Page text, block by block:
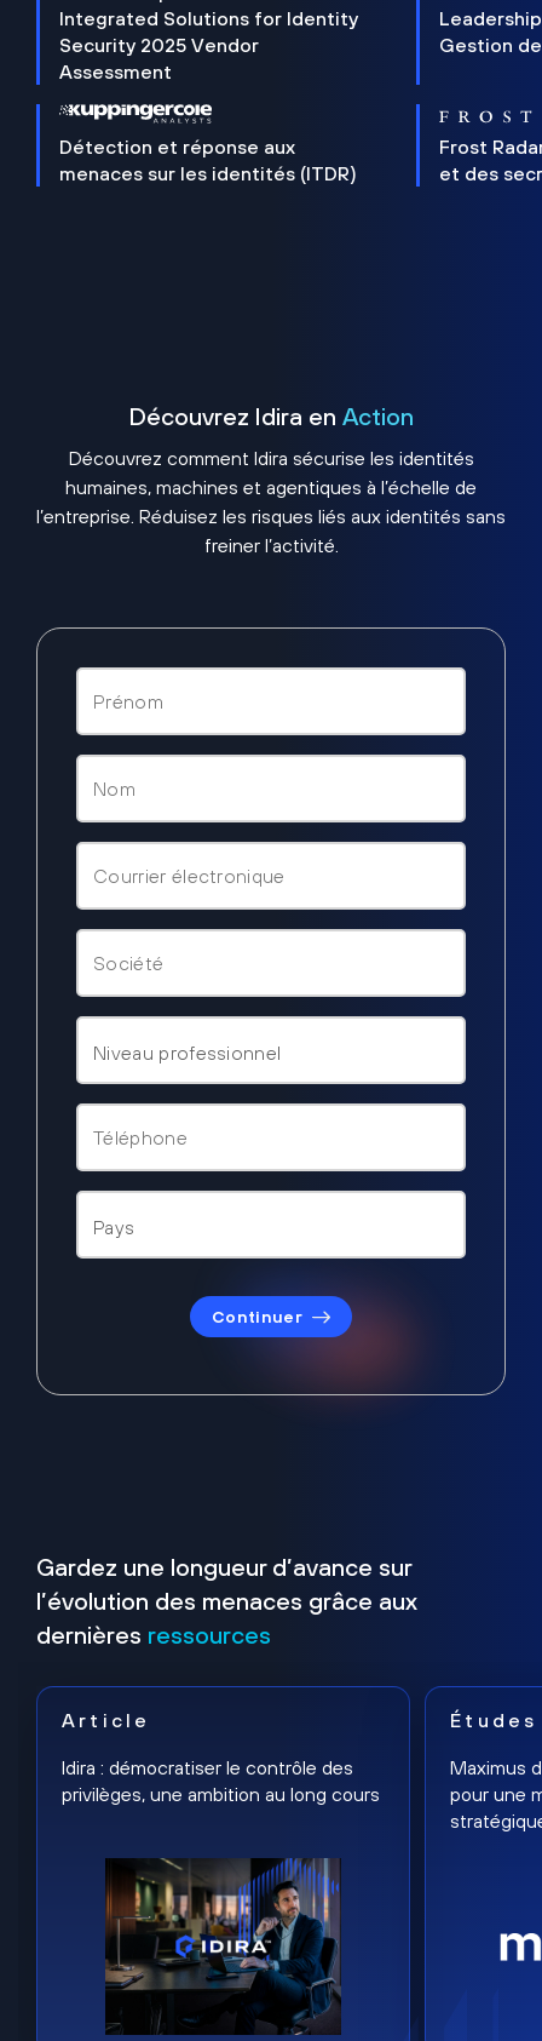
Integrated Solutions for Identity
Security 2025 Vendor
Assessment
Gestion
Détection et réponse aux
menaces sur les identités (ITDR)
Frost
et des
Découvrez Idira en Action
Découvrez comment Idira sécurise les identités
humaines, machines et agentiques à l’échelle de
l’entreprise. Réduisez les risques liés aux identités sans
freiner l’activité.
Continuer
Gardez une longueur d’avance sur
l’évolution des menaces grâce aux
dernières ressources
Article
Idira : démocratiser le contrôle des
privilèges, une ambition au long cours
Études
Maximus
pour une